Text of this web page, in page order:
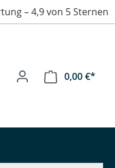
– 4,9 von 5 Sternen
0,00 €*